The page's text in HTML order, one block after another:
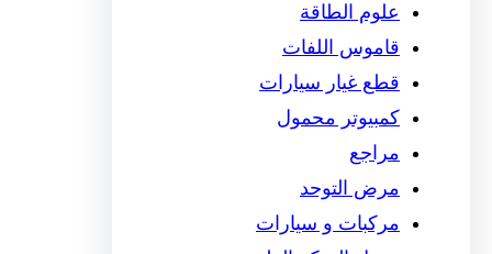
علوم الطاقة
قاموس اللفات
قطع غيار سيارات
كمبيوتر محمول
مراجع
مرض التوحد
مركبات و سيارات